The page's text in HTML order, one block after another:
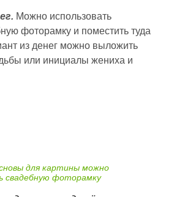
Можно использовать
фоторамку и поместить туда
из денег можно выложить
или инициалы жениха и
для картины можно
свадебную фоторамку